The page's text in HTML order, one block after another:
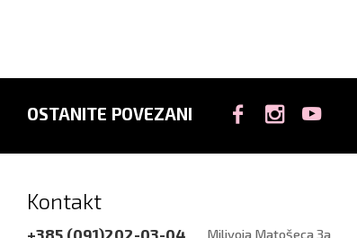
OSTANITE POVEZANI
Kontakt
+385 (091)202-03-04 Milivoja Matošeca 3a